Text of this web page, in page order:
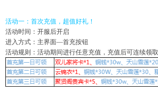
活动一：首次充值，超值好礼！
活动时间：开服后开启
进入方式：主界面—首充按钮
活动规则：活动期间进行任意充值，充值后可连续领